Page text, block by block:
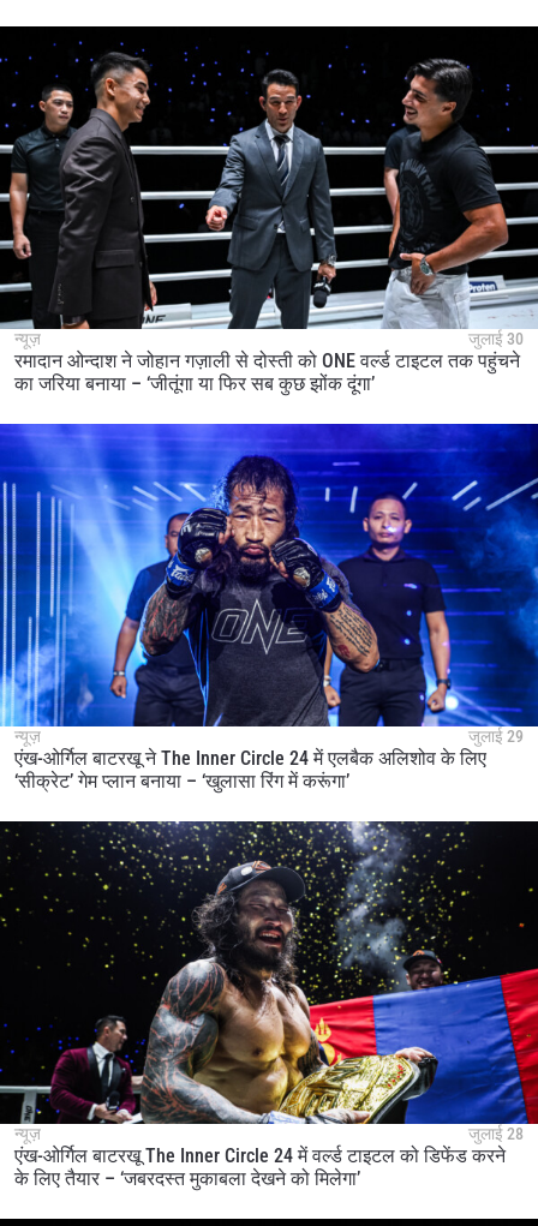
न्यूज़ जुलाई 30
रमादान ओन्दाश ने जोहान गज़ाली से दोस्ती को ONE वर्ल्ड टाइटल तक पहुंचने
का जरिया बनाया – ‘जीतूंगा या फिर सब कुछ झोंक दूंगा’
न्यूज़ जुलाई 29
एंख-ओर्गिल बाटरखू ने The Inner Circle 24 में एलबैक अलिशोव के लिए
‘सीक्रेट’ गेम प्लान बनाया – ‘खुलासा रिंग में करूंगा’
न्यूज़ जुलाई 28
एंख-ओर्गिल बाटरखू The Inner Circle 24 में वर्ल्ड टाइटल को डिफेंड करने
के लिए तैयार – ‘जबरदस्त मुकाबला देखने को मिलेगा’